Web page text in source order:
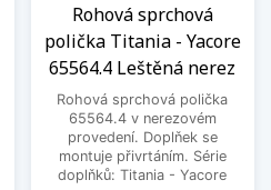
Rohová sprchová
polička Titania - Yacore
65564.4 Leštěná nerez
Rohová sprchová polička
65564.4 v nerezovém
provedení. Doplňek se
montuje přivrtáním. Série
doplňků: Titania - Yacore